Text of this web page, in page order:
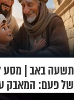
תשעה באב | מסע
של פעם: המאבק